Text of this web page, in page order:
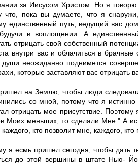
за Иисусом Христом. Но я
что, пока вы думаете, что я
единственный путь, ведущий вас
в воплощении. А
отрицать свой собственный
внутри вас и облачиться в
неожиданно поднимется
которые заставляют вас
на Землю, чтобы люди
со мной, потому что я
отрицать мое присутствие.
Моих меньших, то сделали Мне." А
каждого, кто позволит мне, каждого,
я есмь пришел сегодня, чтобы дать
до этой вершины в штате Нью-